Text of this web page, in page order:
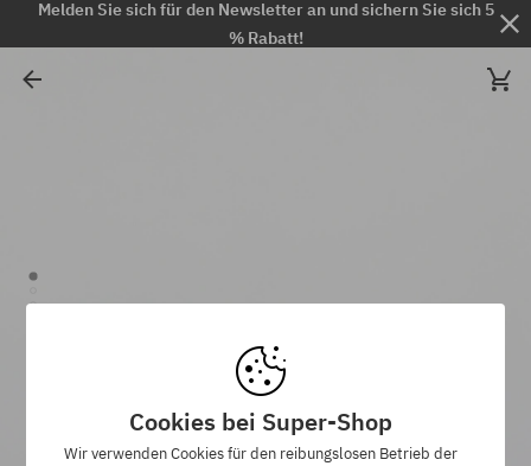
Melden Sie sich für den Newsletter an und sichern Sie sich 5
% Rabatt!
Cookies bei Super-Shop
Wir verwenden Cookies für den reibungslosen Betrieb der